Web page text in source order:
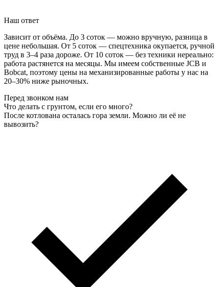
Наш ответ
Зависит от объёма. До 3 соток — можно вручную, разница в
цене небольшая. От 5 соток — спецтехника окупается, ручной
труд в 3–4 раза дороже. От 10 соток — без техники нереально:
работа растянется на месяцы. Мы имеем собственные JCB и
Bobcat, поэтому цены на механизированные работы у нас на
20–30% ниже рыночных.
Перед звонком нам
Что делать с грунтом, если его много?
После котлована осталась гора земли. Можно ли её не
вывозить?